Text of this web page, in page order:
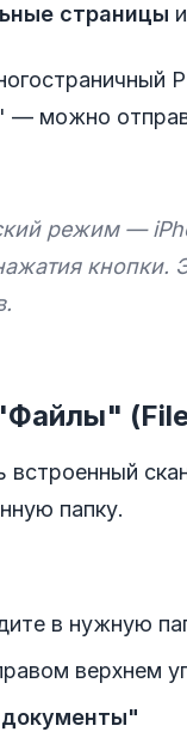
страницы
можно
режим —
кнопки.
папку.
в нужную
верхнем